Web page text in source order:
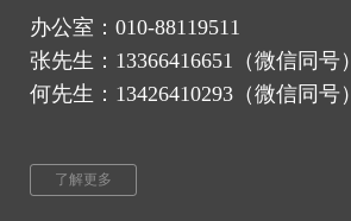
了解更多
办公室：010-88119511
张先生： 13366416651 （微信同号）
何先生：13426410293（微信同号）